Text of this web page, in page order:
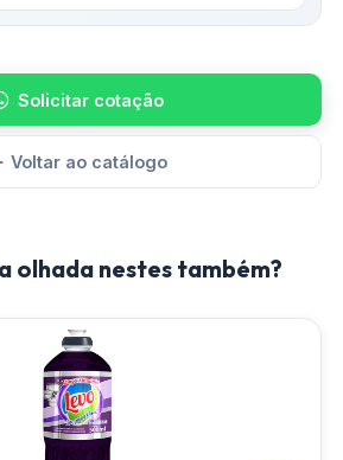
Solicitar cotação
Voltar ao catálogo
olhada nestes também?